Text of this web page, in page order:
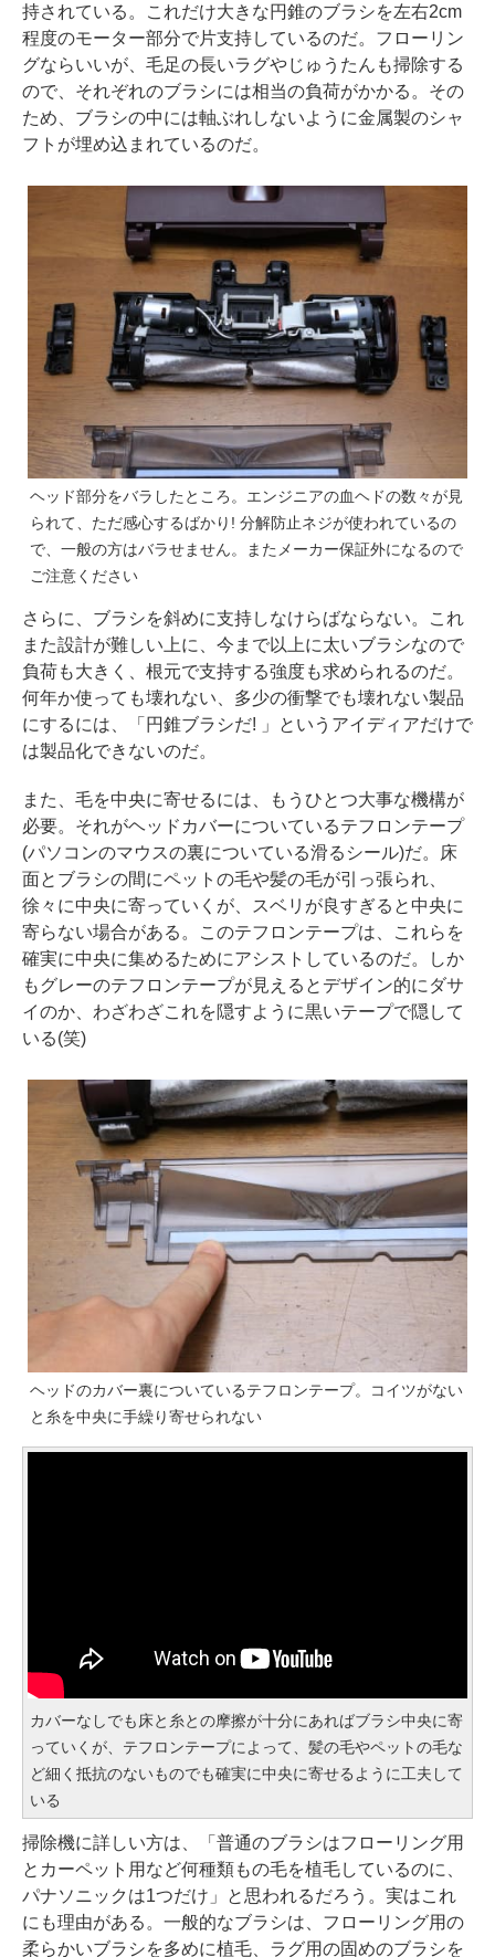
持されている。これだけ大きな円錐のブラシを左右2cm
程度のモーター部分で片支持しているのだ。フローリン
グならいいが、毛足の長いラグやじゅうたんも掃除する
ので、それぞれのブラシには相当の負荷がかかる。その
ため、ブラシの中には軸ぶれしないように金属製のシャ
フトが埋め込まれているのだ。
ヘッド部分をバラしたところ。エンジニアの血ヘドの数々が見
られて、ただ感心するばかり! 分解防止ネジが使われているの
で、一般の方はバラせません。またメーカー保証外になるので
ご注意ください
さらに、ブラシを斜めに支持しなけらばならない。これ
また設計が難しい上に、今まで以上に太いブラシなので
負荷も大きく、根元で支持する強度も求められるのだ。
何年か使っても壊れない、多少の衝撃でも壊れない製品
にするには、「円錐ブラシだ! 」というアイディアだけで
は製品化できないのだ。
また、毛を中央に寄せるには、もうひとつ大事な機構が
必要。それがヘッドカバーについているテフロンテープ
(パソコンのマウスの裏についている滑るシール)だ。床
面とブラシの間にペットの毛や髪の毛が引っ張られ、
徐々に中央に寄っていくが、スベリが良すぎると中央に
寄らない場合がある。このテフロンテープは、これらを
確実に中央に集めるためにアシストしているのだ。しか
もグレーのテフロンテープが見えるとデザイン的にダサ
イのか、わざわざこれを隠すように黒いテープで隠して
いる(笑)
ヘッドのカバー裏についているテフロンテープ。コイツがない
と糸を中央に手繰り寄せられない
カバーなしでも床と糸との摩擦が十分にあればブラシ中央に寄
っていくが、テフロンテープによって、髪の毛やペットの毛な
ど細く抵抗のないものでも確実に中央に寄せるように工夫して
いる
掃除機に詳しい方は、「普通のブラシはフローリング用
とカーペット用など何種類もの毛を植毛しているのに、
パナソニックは1つだけ」と思われるだろう。実はこれ
にも理由がある。一般的なブラシは、フローリング用の
柔らかいブラシを多めに植毛、ラグ用の固めのブラシを